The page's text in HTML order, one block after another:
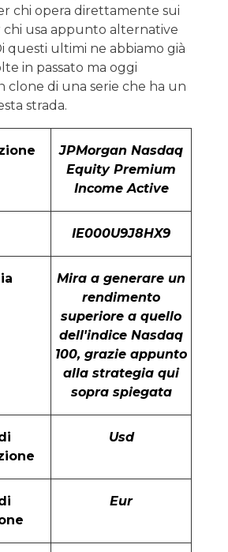
chi opera direttamente sui
chi usa appunto alternative
questi ultimi ne abbiamo già
in passato ma oggi
clone di una serie che ha un
strada.
JPMorgan Nasdaq
Equity Premium
Income Active
IE000U9J8HX9
Mira a generare un
rendimento
superiore a quello
dell'indice Nasdaq
100, grazie appunto
alla strategia qui
sopra spiegata
Usd
Eur